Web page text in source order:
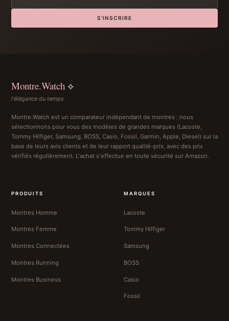
S'INSCRIRE
Montre.Watch ⟡
l'élégance du temps
Montre.Watch est un comparateur indépendant de montres : nous
sélectionnons pour vous des modèles de grandes marques (Lacoste,
Tommy Hilfiger, Samsung, BOSS, Casio, Fossil, Garmin, Apple, Diesel) sur la
base de leurs avis clients et de leur rapport qualité-prix, avec des prix
vérifiés régulièrement. L'achat s'effectue en toute sécurité sur Amazon.
PRODUITS
Montres Homme
Montres Femme
Montres Connectées
Montres Running
Montres Business
MARQUES
Lacoste
Tommy Hilfiger
Samsung
BOSS
Casio
Fossil